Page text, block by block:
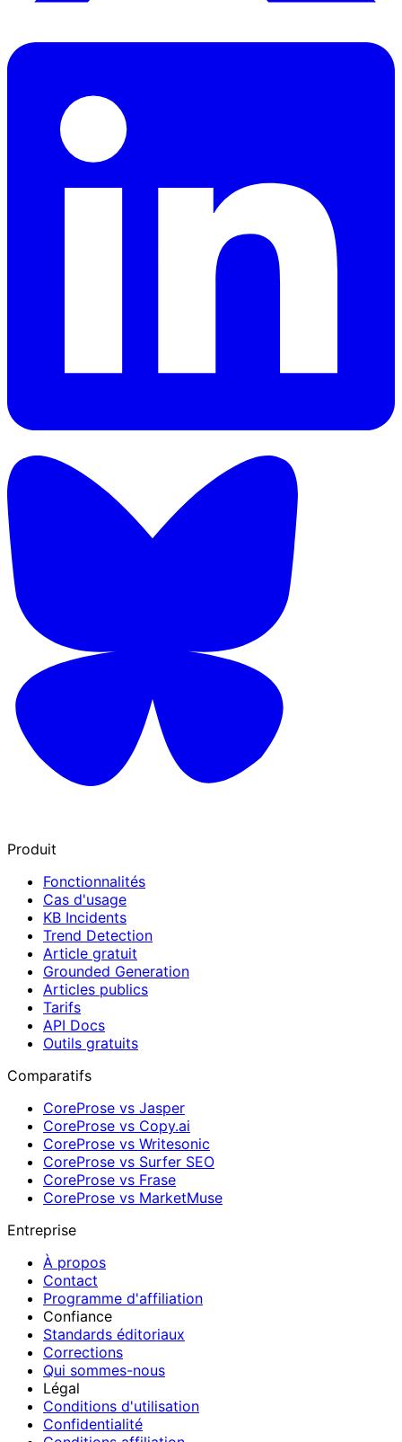
Produit
Fonctionnalités
Cas d'usage
KB Incidents
Trend Detection
Article gratuit
Grounded Generation
Articles publics
Tarifs
API Docs
Outils gratuits
Comparatifs
CoreProse vs Jasper
CoreProse vs Copy.ai
CoreProse vs Writesonic
CoreProse vs Surfer SEO
CoreProse vs Frase
CoreProse vs MarketMuse
Entreprise
À propos
Contact
Programme d'affiliation
Confiance
Standards éditoriaux
Corrections
Qui sommes-nous
Légal
Conditions d'utilisation
Confidentialité